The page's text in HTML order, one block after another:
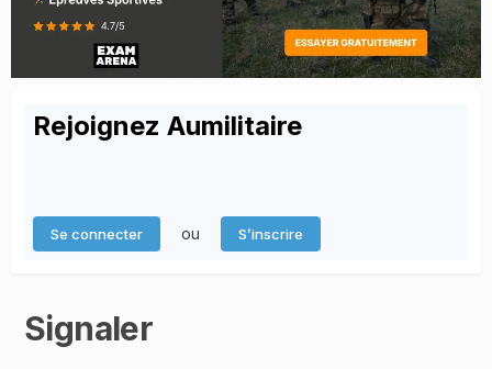
Rejoignez Aumilitaire
Se connecter ou S’inscrire
Signaler